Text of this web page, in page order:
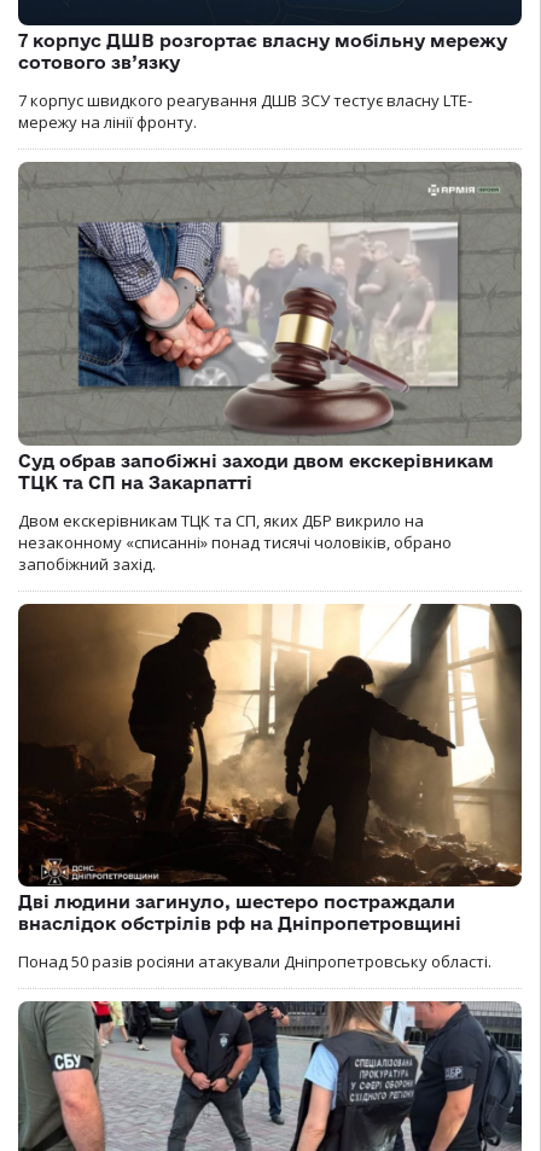
7 корпус ДШВ розгортає власну мобільну мережу
сотового зв’язку
7 корпус швидкого реагування ДШВ ЗСУ тестує власну LTE-
мережу на лінії фронту.
Суд обрав запобіжні заходи двом екскерівникам
ТЦК та СП на Закарпатті
Двом екскерівникам ТЦК та СП, яких ДБР викрило на
незаконному «списанні» понад тисячі чоловіків, обрано
запобіжний захід.
Дві людини загинуло, шестеро постраждали
внаслідок обстрілів рф на Дніпропетровщині
Понад 50 разів росіяни атакували Дніпропетровську області.